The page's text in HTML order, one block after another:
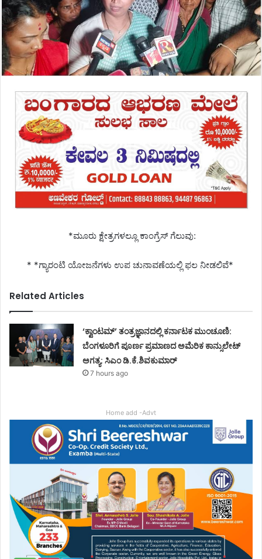
*ಮೂರು ಕ್ಷೇತ್ರಗಳಲ್ಲೂ ಕಾಂಗ್ರೆಸ್ ಗೆಲುವು:
* *ಗ್ಯಾರಂಟಿ ಯೋಜನೆಗಳು ಉಪ ಚುನಾವಣೆಯಲ್ಲಿ ಫಲ ನೀಡಲಿವೆ*
Related Articles
‘ಕ್ವಾಂಟಮ್’ ತಂತ್ರಜ್ಞಾನದಲ್ಲಿ ಕರ್ನಾಟಕ ಮುಂಚೂಣಿ:
ಬೆಂಗಳೂರಿಗೆ ಪೂರ್ಣ ಪ್ರಮಾಣದ ಅಮೆರಿಕ ಕಾನ್ಸುಲೇಟ್
ಅಗತ್ಯ: ಸಿಎಂ ಡಿ.ಕೆ.ಶಿವಕುಮಾರ್
7 hours ago
Home add -Advt